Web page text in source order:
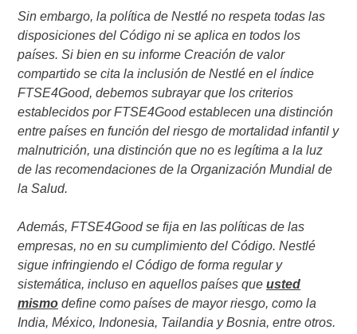
Sin embargo, la política de Nestlé no respeta todas las
disposiciones del Código ni se aplica en todos los
países. Si bien en su informe Creación de valor
compartido se cita la inclusión de Nestlé en el índice
FTSE4Good, debemos subrayar que los criterios
establecidos por FTSE4Good establecen una distinción
entre países en función del riesgo de mortalidad infantil y
malnutrición, una distinción que no es legítima a la luz
de las recomendaciones de la Organización Mundial de
la Salud.
Además, FTSE4Good se fija en las políticas de las
empresas, no en su cumplimiento del Código. Nestlé
sigue infringiendo el Código de forma regular y
sistemática, incluso en aquellos países queusted
mismo define como países de mayor riesgo, como la
India, México, Indonesia, Tailandia y Bosnia, entre otros.